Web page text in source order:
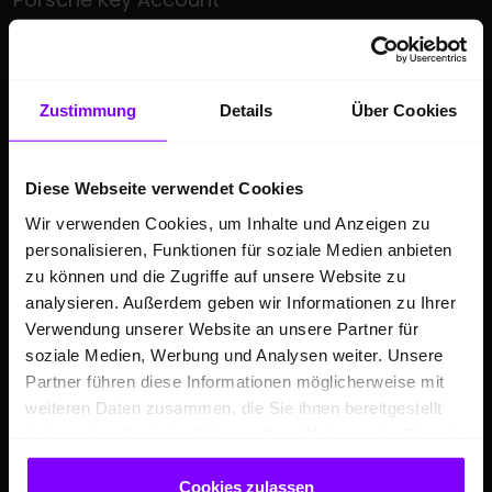
Zustimmung Details Über Cookies
Diese Webseite verwendet Cookies
Wir verwenden Cookies, um Inhalte und Anzeigen zu
personalisieren, Funktionen für soziale Medien anbieten
zu können und die Zugriffe auf unsere Website zu
analysieren. Außerdem geben wir Informationen zu Ihrer
Verwendung unserer Website an unsere Partner für
soziale Medien, Werbung und Analysen weiter. Unsere
Partner führen diese Informationen möglicherweise mit
weiteren Daten zusammen, die Sie ihnen bereitgestellt
gesammelt haben.
Cookies zulassen
KEP-Zentrum Dortmund
Tremonia meets Hülpert
Großkunden
ÜBER UNS
Hülpert Unternehmenszentrale
Hülpert Unternehmensgruppe
Neuigkeiten
Leistungsspektrum
Zentrale Dienste
Kooperationen & Sponsoring